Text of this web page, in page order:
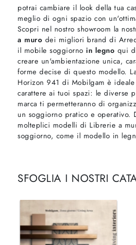
potrai cambiare il look della tua
meglio di ogni spazio con
Scopri nel nostro showroom la
a muro dei migliori brand di
il mobile soggiorno in legno qui
creare un'ambientazione unica,
forme decise di questo modello.
Horizon 941 di Mobilgam è
carattere ai tuoi spazi: le diverse
marca ti permetteranno di
un soggiorno pratico e operativo.
molteplici modelli di Librerie a
soggiorno, come il modello in
SFOGLIA I NOSTRI